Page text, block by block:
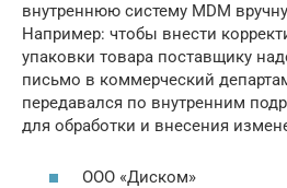
внутреннюю систему MDM
Например: чтобы внести
упаковки товара поставщику
письмо в коммерческий
передавался по внутренним
для обработки и внесения
ООО «Диском»